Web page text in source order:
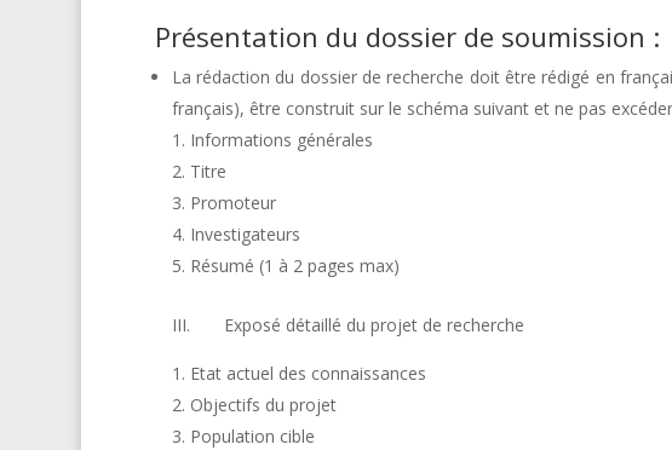
Présentation du dossier de soumission :
La rédaction du dossier de recherche doit être rédigé en
français), être construit sur le schéma suivant et ne pas
Informations générales
Titre
Promoteur
Investigateurs
Résumé (1 à 2 pages max)
III. Exposé détaillé du projet de recherche
Etat actuel des connaissances
Objectifs du projet
Population cible